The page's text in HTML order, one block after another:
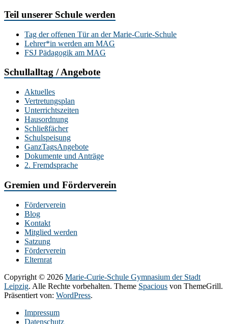
Teil unserer Schule werden
Tag der offenen Tür an der Marie-Curie-Schule
Lehrer*in werden am MAG
FSJ Pädagogik am MAG
Schullalltag / Angebote
Aktuelles
Vertretungsplan
Unterrichtszeiten
Hausordnung
Schließfächer
Schulspeisung
GanzTagsAngebote
Dokumente und Anträge
2. Fremdsprache
Gremien und Förderverein
Förderverein
Blog
Kontakt
Mitglied werden
Satzung
Förderverein
Elternrat
Copyright © 2026 Marie-Curie-Schule Gymnasium der Stadt
Leipzig. Alle Rechte vorbehalten. Theme Spacious von ThemeGrill.
Präsentiert von: WordPress.
Impressum
Datenschutz